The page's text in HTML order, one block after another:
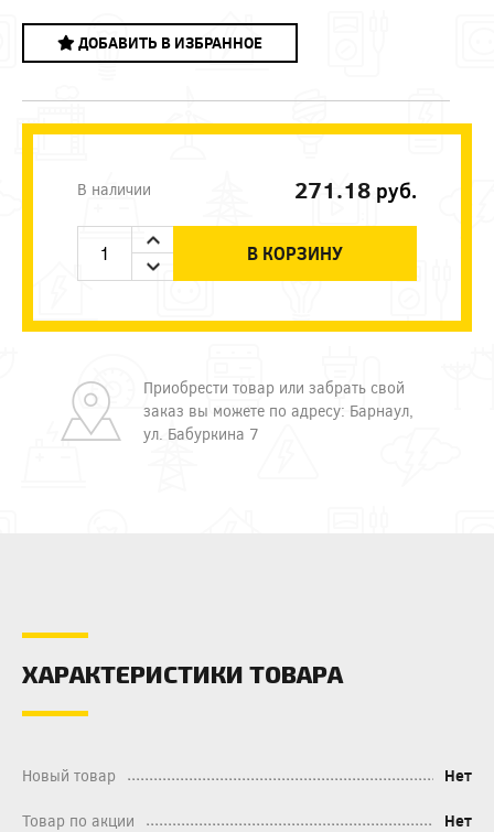
ДОБАВИТЬ В ИЗБРАННОЕ
В наличии 271.18 руб.
В КОРЗИНУ
Приобрести товар или забрать свой
заказ вы можете по адресу: Барнаул,
ул. Бабуркина 7
ХАРАКТЕРИСТИКИ ТОВАРА
Новый товар Нет
Товар по акции Нет